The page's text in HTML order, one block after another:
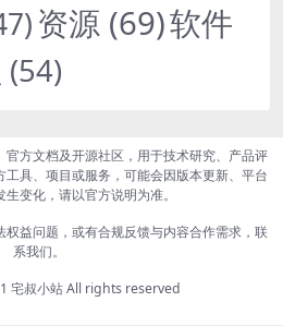
资源 (69)软件
(54)
方文档及开源社区，用于技术研究、产品评
具、项目或服务，可能会因版本更新、平台
变化，请以官方说明为准。
益问题，或有合规反馈与内容合作需求，联
系我们。
宅叔小站All rights reserved